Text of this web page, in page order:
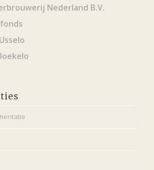
Nederland B.V.